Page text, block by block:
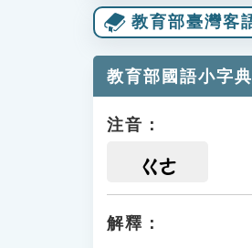
教育部臺灣客
教育部國語小字典
注音：
ㄍㄜ
解釋：